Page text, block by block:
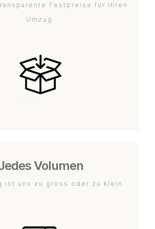
Festpreise für Ihren
Umzug.
Volumen
ist uns zu gross oder zu klein.